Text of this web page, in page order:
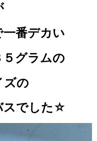
番デカい
５グラムの
ズの
スでした☆